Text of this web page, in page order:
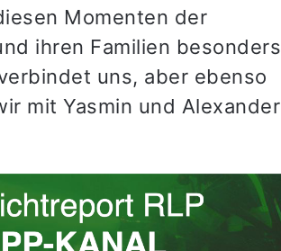
Momenten der
ihren Familien besonders
uns, aber ebenso
mit Yasmin und Alexander